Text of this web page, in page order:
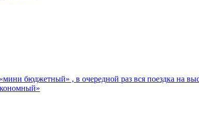
бюджетный» , в очередной раз вся поездка на